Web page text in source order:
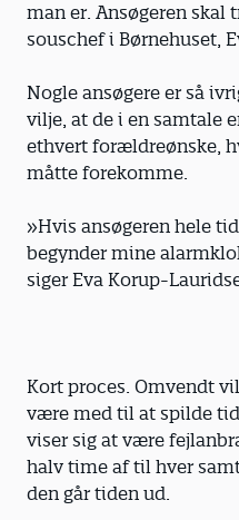
man er. Ansøgeren skal
souschef i Børnehuset,
Nogle ansøgere er så
vilje, at de i en samtale
ethvert forældreønske,
måtte forekomme.
»Hvis ansøgeren hele
begynder mine
siger Eva Korup-
Kort proces. Omvendt
være med til at spilde
viser sig at være
halv time af til hver
den går tiden ud.